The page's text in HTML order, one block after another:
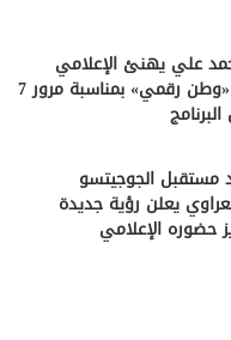
مهمًا في ضبط حركة
بشكل إيجابي.
على السوق
علي يهنئ الإعلامي
حسن عثمان وأسرة «وطن رقمي» بمناسبة مرور 7
مستقبل الجوجيتسو
يعلن رؤية جديدة
حضوره الإعلامي